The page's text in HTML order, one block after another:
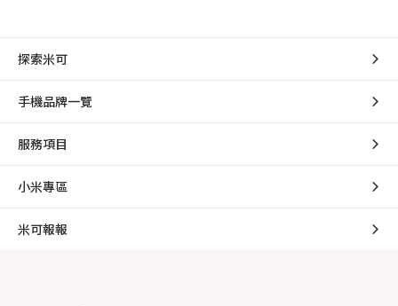
探索米可
手機品牌一覽
服務項目
小米專區
米可報報